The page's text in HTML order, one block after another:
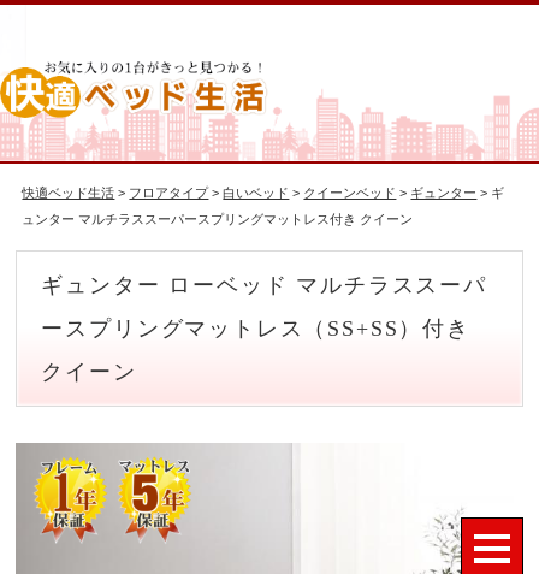
快適ベッド生活 > フロアタイプ >白いベッド > クイーンベッド > ギュンター > ギ
ュンター マルチラススーパースプリングマットレス付き クイーン
ギュンター ローベッド マルチラススーパ
ースプリングマットレス（SS+SS）付き
クイーン